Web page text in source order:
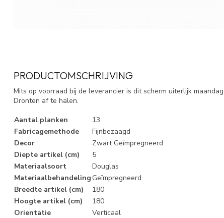
PRODUCTOMSCHRIJVING
Mits op voorraad bij de leverancier is dit scherm uiterlijk
Dronten af te halen.
Aantal planken
13
Fabricagemethode
Fijnbezaagd
Decor
Zwart Geïmpregneerd
Diepte artikel (cm)
5
Materiaalsoort
Douglas
Materiaalbehandeling Geïmpregneerd
Breedte artikel (cm)
180
Hoogte artikel (cm)
180
Orientatie
Verticaal